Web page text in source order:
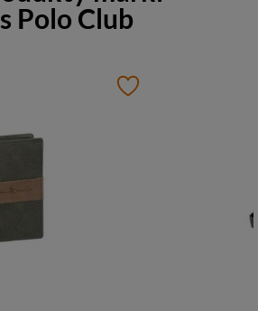
Polo Club